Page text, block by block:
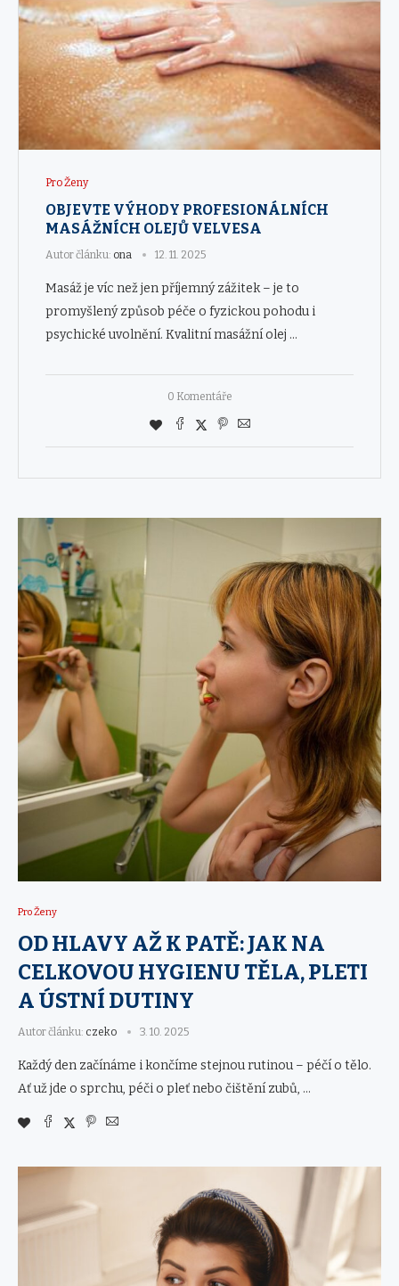
Pro Ženy
OBJEVTE VÝHODY PROFESIONÁLNÍCH
MASÁŽNÍCH OLEJŮ VELVESA
Autor článku: ona 12. 11. 2025
Masáž je víc než jen příjemný zážitek – je to
promyšlený způsob péče o fyzickou pohodu i
psychické uvolnění. Kvalitní masážní olej …
0 Komentáře
Pro Ženy
OD HLAVY AŽ K PATĚ: JAK NA
CELKOVOU HYGIENU TĚLA, PLETI
A ÚSTNÍ DUTINY
Autor článku: czeko 3. 10. 2025
Každý den začínáme i končíme stejnou rutinou – péčí o tělo.
Ať už jde o sprchu, péči o pleť nebo čištění zubů, …